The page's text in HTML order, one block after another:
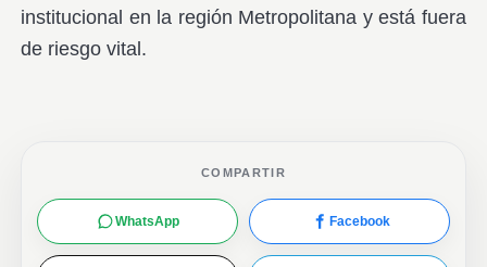
institucional en la región Metropolitana y está fuera
de riesgo vital.
COMPARTIR
WhatsApp Facebook